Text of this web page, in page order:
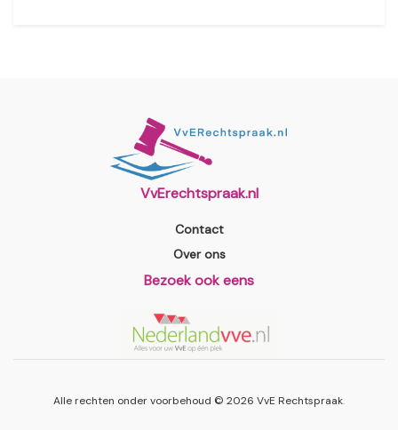
VvErechtspraak.nl
Contact
Over ons
Bezoek ook eens
Alle rechten onder voorbehoud © 2026 VvE Rechtspraak.